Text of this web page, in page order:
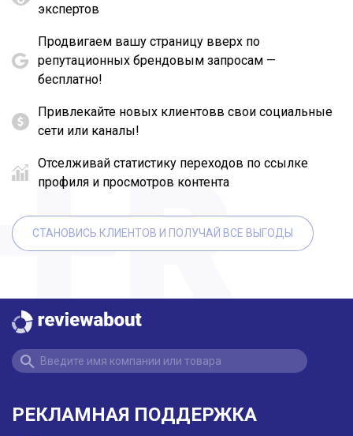
экспертов
Продвигаем вашу страницу вверх по
репутационных брендовым запросам —
бесплатно!
Привлекайте новых клиентовв свои социальные
сети или каналы!
Отселживай статистику переходов по ссылке
профиля и просмотров контента
СТАНОВИСЬ КЛИЕНТОВ И ПОЛУЧАЙ ВСЕ ВЫГОДЫ
РЕКЛАМНАЯ ПОДДЕРЖКА